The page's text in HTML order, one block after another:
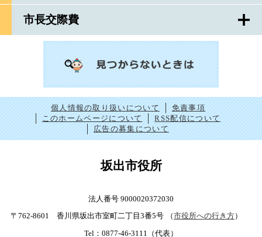
市長交際費
個人情報の取り扱いについて
免責事項
このホームページについて
RSS配信について
広告の募集について
坂出市役所
法人番号 9000020372030
〒762-8601 香川県坂出市室町二丁目3番5号
（市役所への行き方）
Tel：0877-46-3111（代表）